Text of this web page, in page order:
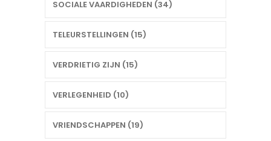
SOCIALE VAARDIGHEDEN (34)
TELEURSTELLINGEN (15)
VERDRIETIG ZIJN (15)
VERLEGENHEID (10)
VRIENDSCHAPPEN (19)